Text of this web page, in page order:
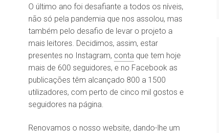
O último ano foi desafiante a todos os níveis,
não só pela pandemia que nos assolou, mas
também pelo desafio de levar o projeto a
mais leitores. Decidimos, assim, estar
presentes no Instagram, conta que tem hoje
mais de 600 seguidores, e no Facebook as
publicações têm alcançado 800 a 1500
utilizadores, com perto de cinco mil gostos e
seguidores na página.
Renovamos o nosso website, dando-lhe um